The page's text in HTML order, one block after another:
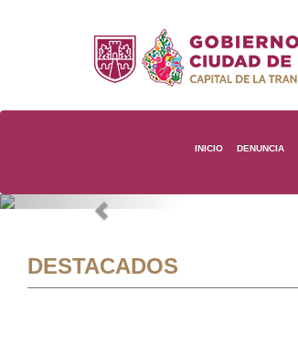
INICIO DENUNCIA
Previous
DESTACADOS